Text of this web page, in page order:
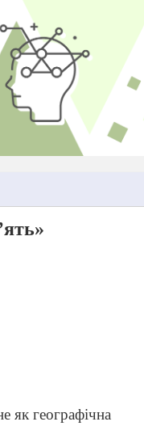
як географічна